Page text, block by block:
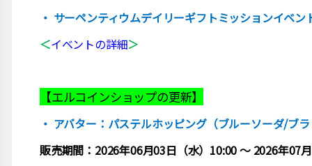
・ サーペンティウムデイリーギフトミッションイベン
＜イベントの詳細＞
【エルコインショップの更新】
・ アバター：パステルホッピング（ブルーソーダ/ブ
販売期間：2026年06月03日（水）10:00 ～ 2026年07